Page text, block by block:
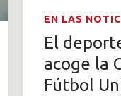
EN LAS
El
acoge la
Fútbol